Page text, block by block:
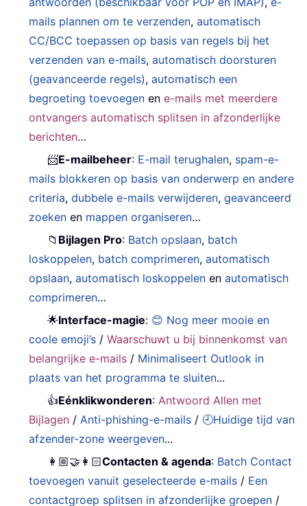
mails plannen om te verzenden,automatisch
CC/BCC toepassen op basis van regels bij het
verzenden van e-mails,automatisch doorsturen
(geavanceerde regels),automatisch een
begroeting toevoegen ene-mails met meerdere
ontvangers automatisch splitsen in afzonderlijke
berichten…
📨E-mailbeheer: E-mail terughalen, spam-e-
mails blokkeren op basis van onderwerp en andere
criteria,dubbele e-mails verwijderen,geavanceerd
zoeken en mappen organiseren…
📁 Bijlagen Pro: Batch opslaan, batch
loskoppelen, batch comprimeren,automatisch
opslaan,automatisch loskoppelen enautomatisch
comprimeren…
🌟Interface-magie: 😊 Nog meer mooie en
coole emoji’s /Waarschuwt u bij binnenkomst van
belangrijke e-mails / Minimaliseert Outlook in
plaats van het programma te sluiten...
👍Eénklikwonderen: Antwoord Allen met
Bijlagen / Anti-phishing-e-mails / 🕘Huidige tijd van
afzender-zone weergeven...
👩🏼‍🤝‍👩🏻Contacten & agenda: Batch Contact
toevoegen vanuit geselecteerde e-mails / Een
contactgroep splitsen in afzonderlijke groepen /